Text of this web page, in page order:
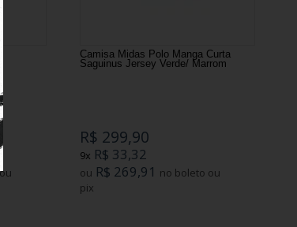
Camisa Midas Polo Manga Curta
Saguinus Jersey Verde/ Marrom
R$ 299,90
9x R$ 33,32
ou R$ 269,91 no boleto ou
pix